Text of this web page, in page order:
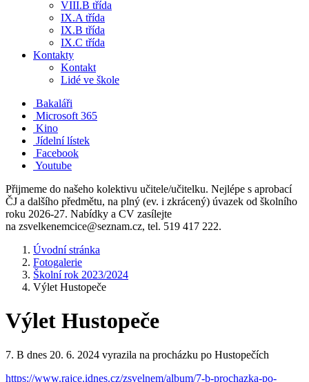
VIII.B třída
IX.A třída
IX.B třída
IX.C třída
Kontakty
Kontakt
Lidé ve škole
Bakaláři
Microsoft 365
Kino
Jídelní lístek
Facebook
Youtube
Přijmeme do našeho kolektivu učitele/učitelku. Nejlépe s aprobací
ČJ a dalšího předmětu, na plný (ev. i zkrácený) úvazek od školního
roku 2026-27. Nabídky a CV zasílejte
na zsvelkenemcice@seznam.cz, tel. 519 417 222.
Úvodní stránka
Fotogalerie
Školní rok 2023/2024
Výlet Hustopeče
Výlet Hustopeče
7. B dnes 20. 6. 2024 vyrazila na procházku po Hustopečích
https://www.rajce.idnes.cz/zsvelnem/album/7-b-prochazka-po-